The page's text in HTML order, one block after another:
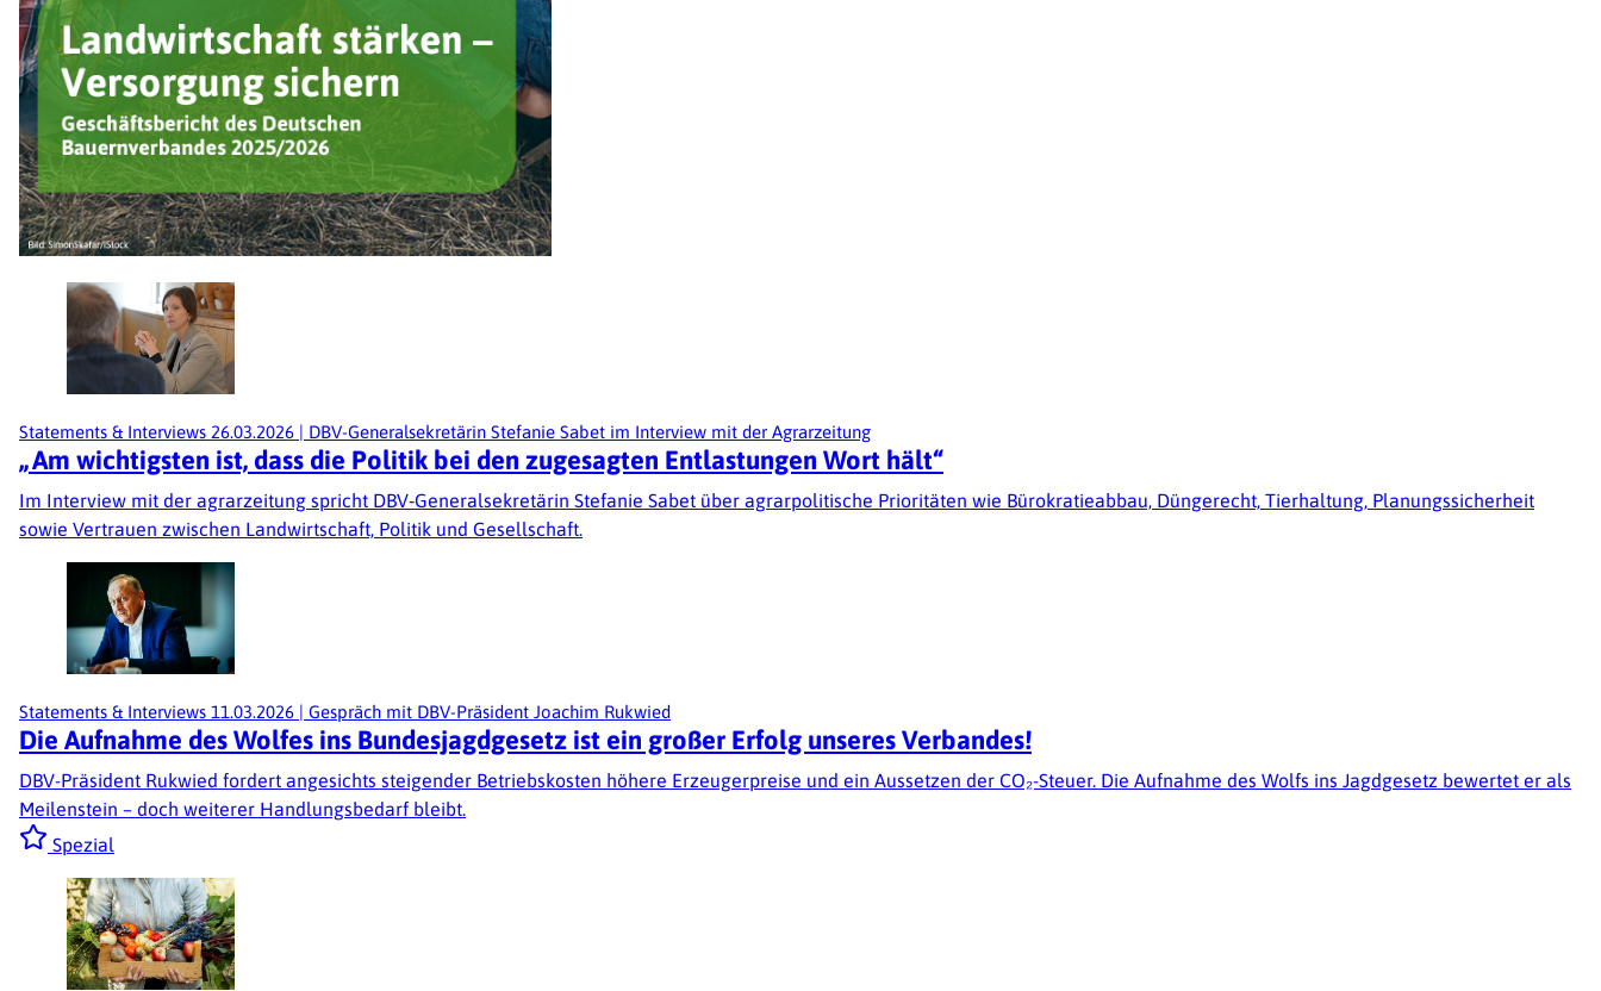
Statements & Interviews 26.03.2026 | DBV-Generalsekretärin Stefanie Sabet im Interview mit der Agrarzeitung
„Am wichtigsten ist, dass die Politik bei den zugesagten Entlastungen Wort hält“
Im Interview mit der agrarzeitung spricht DBV‑Generalsekretärin Stefanie Sabet über agrarpolitische Prioritäten wie Bürokratieabbau, Düngerecht, Tierhaltung, Planungssicherheit
sowie Vertrauen zwischen Landwirtschaft, Politik und Gesellschaft.
Statements & Interviews 11.03.2026 | Gespräch mit DBV-Präsident Joachim Rukwied
Die Aufnahme des Wolfes ins Bundesjagdgesetz ist ein großer Erfolg unseres Verbandes!
DBV-Präsident Rukwied fordert angesichts steigender Betriebskosten höhere Erzeugerpreise und ein Aussetzen der CO₂-Steuer. Die Aufnahme des Wolfs ins Jagdgesetz bewertet er als
Meilenstein – doch weiterer Handlungsbedarf bleibt.
Spezial